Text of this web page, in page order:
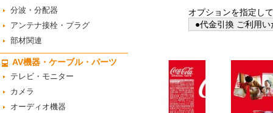
分波・分配器
アンテナ接栓・プラグ
部材関連
AV機器・ケーブル・パーツ
テレビ・モニター
カメラ
オーディオ機器
オプションを指定し
●代金引換 ご利用